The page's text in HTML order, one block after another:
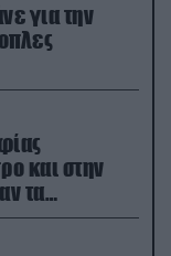
για την
και στην
τα